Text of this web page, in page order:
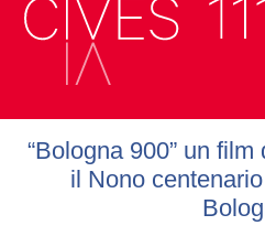
“Bologna 900” un
il Nono